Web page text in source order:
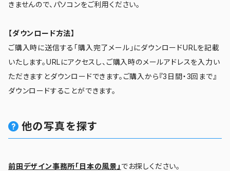
きませんので、パソコンをご利用ください。
【ダウンロード方法】
ご購入時に送信する「購入完了メール」にダウンロードURLを記載
いたします。URLにアクセスし、ご購入時のメールアドレスを入力い
ただきますとダウンロードできます。ご購入から『3日間・3回まで』
ダウンロードすることができます。
他の写真を探す
前田デザイン事務所「日本の風景」 でお探しください。